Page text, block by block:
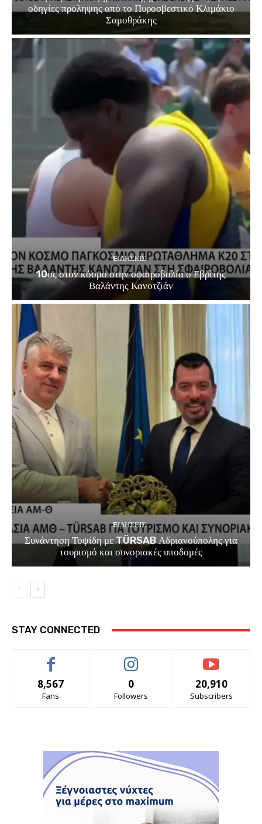
οδηγίες πρόληψης από το Πυροσβεστικό Κλιμάκιο
Σαμοθράκης
EΙΔΗΣΕΙΣ
10ος στον κόσμο στην σφαιροβολία ο Εβρίτης
Βαλάντης Κανοτζιάν
EΙΔΗΣΕΙΣ
Συνάντηση Τοψίδη με TÜRSAB Αδριανούπολης για
τουρισμό και συνοριακές υποδομές
STAY CONNECTED
8,567
Fans
0
Followers
20,910
Subscribers